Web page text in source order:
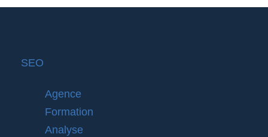
SEO
Agence
Formation
Analyse